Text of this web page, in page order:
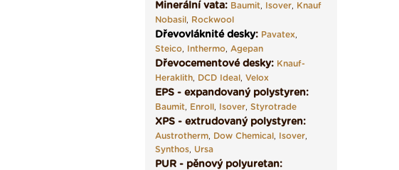
Minerální vata: Baumit, Isover, Knauf
Nobasil, Rockwool
Dřevovláknité desky: Pavatex,
Steico, Inthermo, Agepan
Dřevocementové desky: Knauf-
Heraklith, DCD Ideal, Velox
EPS - expandovaný polystyren:
Baumit, Enroll, Isover, Styrotrade
XPS - extrudovaný polystyren:
Austrotherm, Dow Chemical, Isover,
Synthos, Ursa
PUR - pěnový polyuretan: